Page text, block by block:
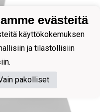
evästeitä
käyttökokemuksen
ja tilastollisiin
pakolliset